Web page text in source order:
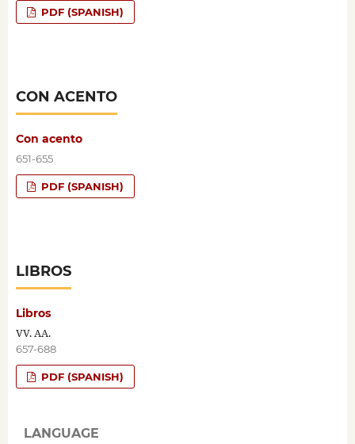
PDF (SPANISH)
CON ACENTO
Con acento
651-655
PDF (SPANISH)
LIBROS
Libros
VV. AA.
657-688
PDF (SPANISH)
LANGUAGE